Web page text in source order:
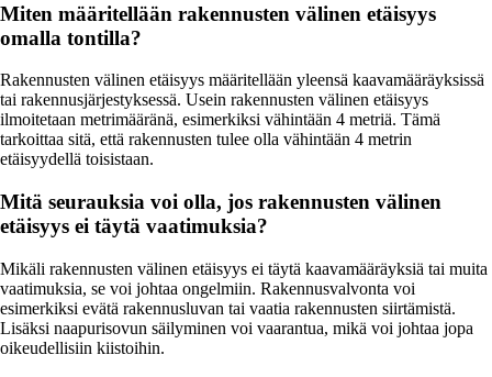
Miten määritellään rakennusten välinen etäisyys
omalla tontilla?
Rakennusten välinen etäisyys määritellään yleensä kaavamääräyksissä
tai rakennusjärjestyksessä. Usein rakennusten välinen etäisyys
ilmoitetaan metrimääränä, esimerkiksi vähintään 4 metriä. Tämä
tarkoittaa sitä, että rakennusten tulee olla vähintään 4 metrin
etäisyydellä toisistaan.
Mitä seurauksia voi olla, jos rakennusten välinen
etäisyys ei täytä vaatimuksia?
Mikäli rakennusten välinen etäisyys ei täytä kaavamääräyksiä tai muita
vaatimuksia, se voi johtaa ongelmiin. Rakennusvalvonta voi
esimerkiksi evätä rakennusluvan tai vaatia rakennusten siirtämistä.
Lisäksi naapurisovun säilyminen voi vaarantua, mikä voi johtaa jopa
oikeudellisiin kiistoihin.